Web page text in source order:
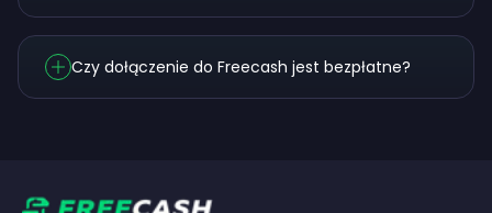
Czy dołączenie do Freecash jest bezpłatne?